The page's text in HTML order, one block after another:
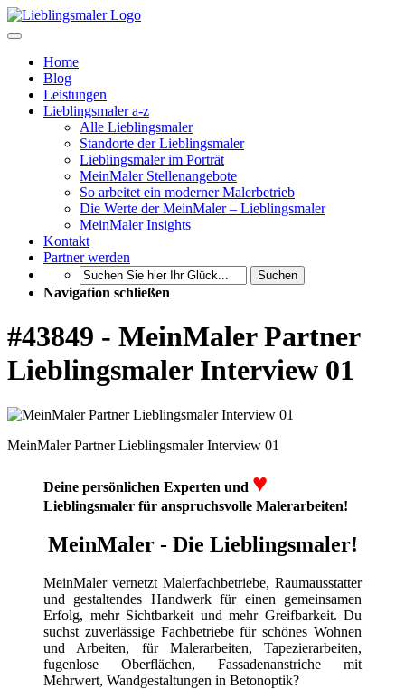
Home
Blog
Leistungen
Lieblingsmaler a-z
Alle Lieblingsmaler
Standorte der Lieblingsmaler
Lieblingsmaler im Porträt
MeinMaler Stellenangebote
So arbeitet ein moderner Malerbetrieb
Die Werte der MeinMaler – Lieblingsmaler
MeinMaler Insights
Kontakt
Partner werden
Suchen
Navigation schließen
#43849 - MeinMaler Partner
Lieblingsmaler Interview 01
MeinMaler Partner Lieblingsmaler Interview 01
Deine persönlichen Experten und ♥
Lieblingsmaler für anspruchsvolle Malerarbeiten!
MeinMaler - Die Lieblingsmaler!
MeinMaler vernetzt Malerfachbetriebe, Raumausstatter
und gestaltendes Handwerk für einen gemeinsamen
Erfolg, mehr Sichtbarkeit und mehr Greifbarkeit. Du
suchst zuverlässige Fachbetriebe für schönes Wohnen
und Arbeiten, für Malerarbeiten, Tapezierarbeiten,
fugenlose Oberflächen, Fassadenanstriche mit
Mehrwert, Wandgestaltungen in Betonoptik?